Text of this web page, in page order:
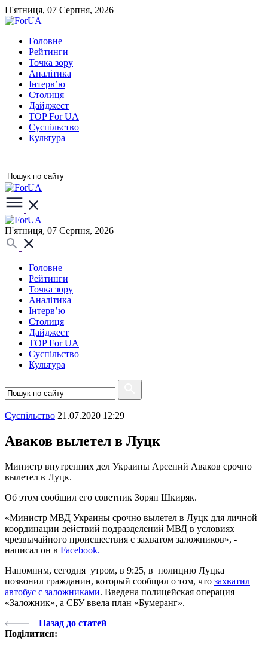
П'ятниця, 07 Серпня, 2026
Головне
Рейтинги
Точка зору
Аналітика
Інтерв’ю
Столиця
Дайджест
TOP For UA
Суспiльство
Культура
П'ятниця, 07 Серпня, 2026
Головне
Рейтинги
Точка зору
Аналітика
Інтерв’ю
Столиця
Дайджест
TOP For UA
Суспiльство
Культура
Суспiльство 21.07.2020 12:29
Аваков вылетел в Луцк
Министр внутренних дел Украины Арсений Аваков срочно
вылетел в Луцк.
Об этом сообщил его советник Зорян Шкиряк.
«Министр МВД Украины срочно вылетел в Луцк для личной
координации действий подразделений МВД в условиях
чрезвычайного происшествия с захватом заложников», -
написал он в Facebook.
Напомним, сегодня утром, в 9:25, в полицию Луцка
позвонил гражданин, который сообщил о том, что захватил
автобус с заложниками. Введена полицейская операция
«Заложник», а СБУ ввела план «Бумеранг».
Назад до статей
Поділитися: